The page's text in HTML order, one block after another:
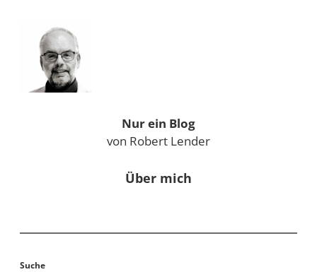
Sidebar
Nur ein Blog
von Robert Lender
Über mich
Suche